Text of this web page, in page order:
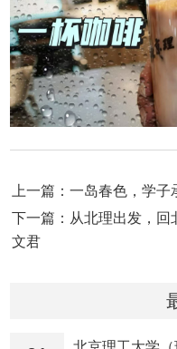
上一篇：一岛春色，学子
下一篇：从北理出发，回
文君